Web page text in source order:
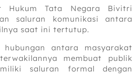
Hukum Tata Negara Bivitri
saluran komunikasi antara
saat ini tertutup.
hubungan antara masyarakat
membuat publik
saluran formal dengan